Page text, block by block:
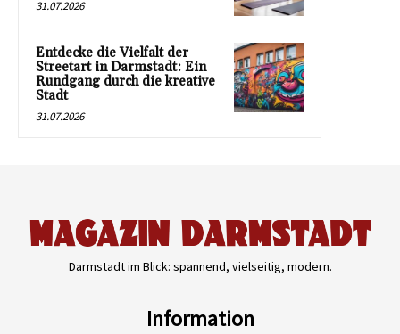
31.07.2026
Entdecke die Vielfalt der
Streetart in Darmstadt: Ein
Rundgang durch die kreative
Stadt
31.07.2026
Darmstadt im Blick: spannend, vielseitig, modern.
Information